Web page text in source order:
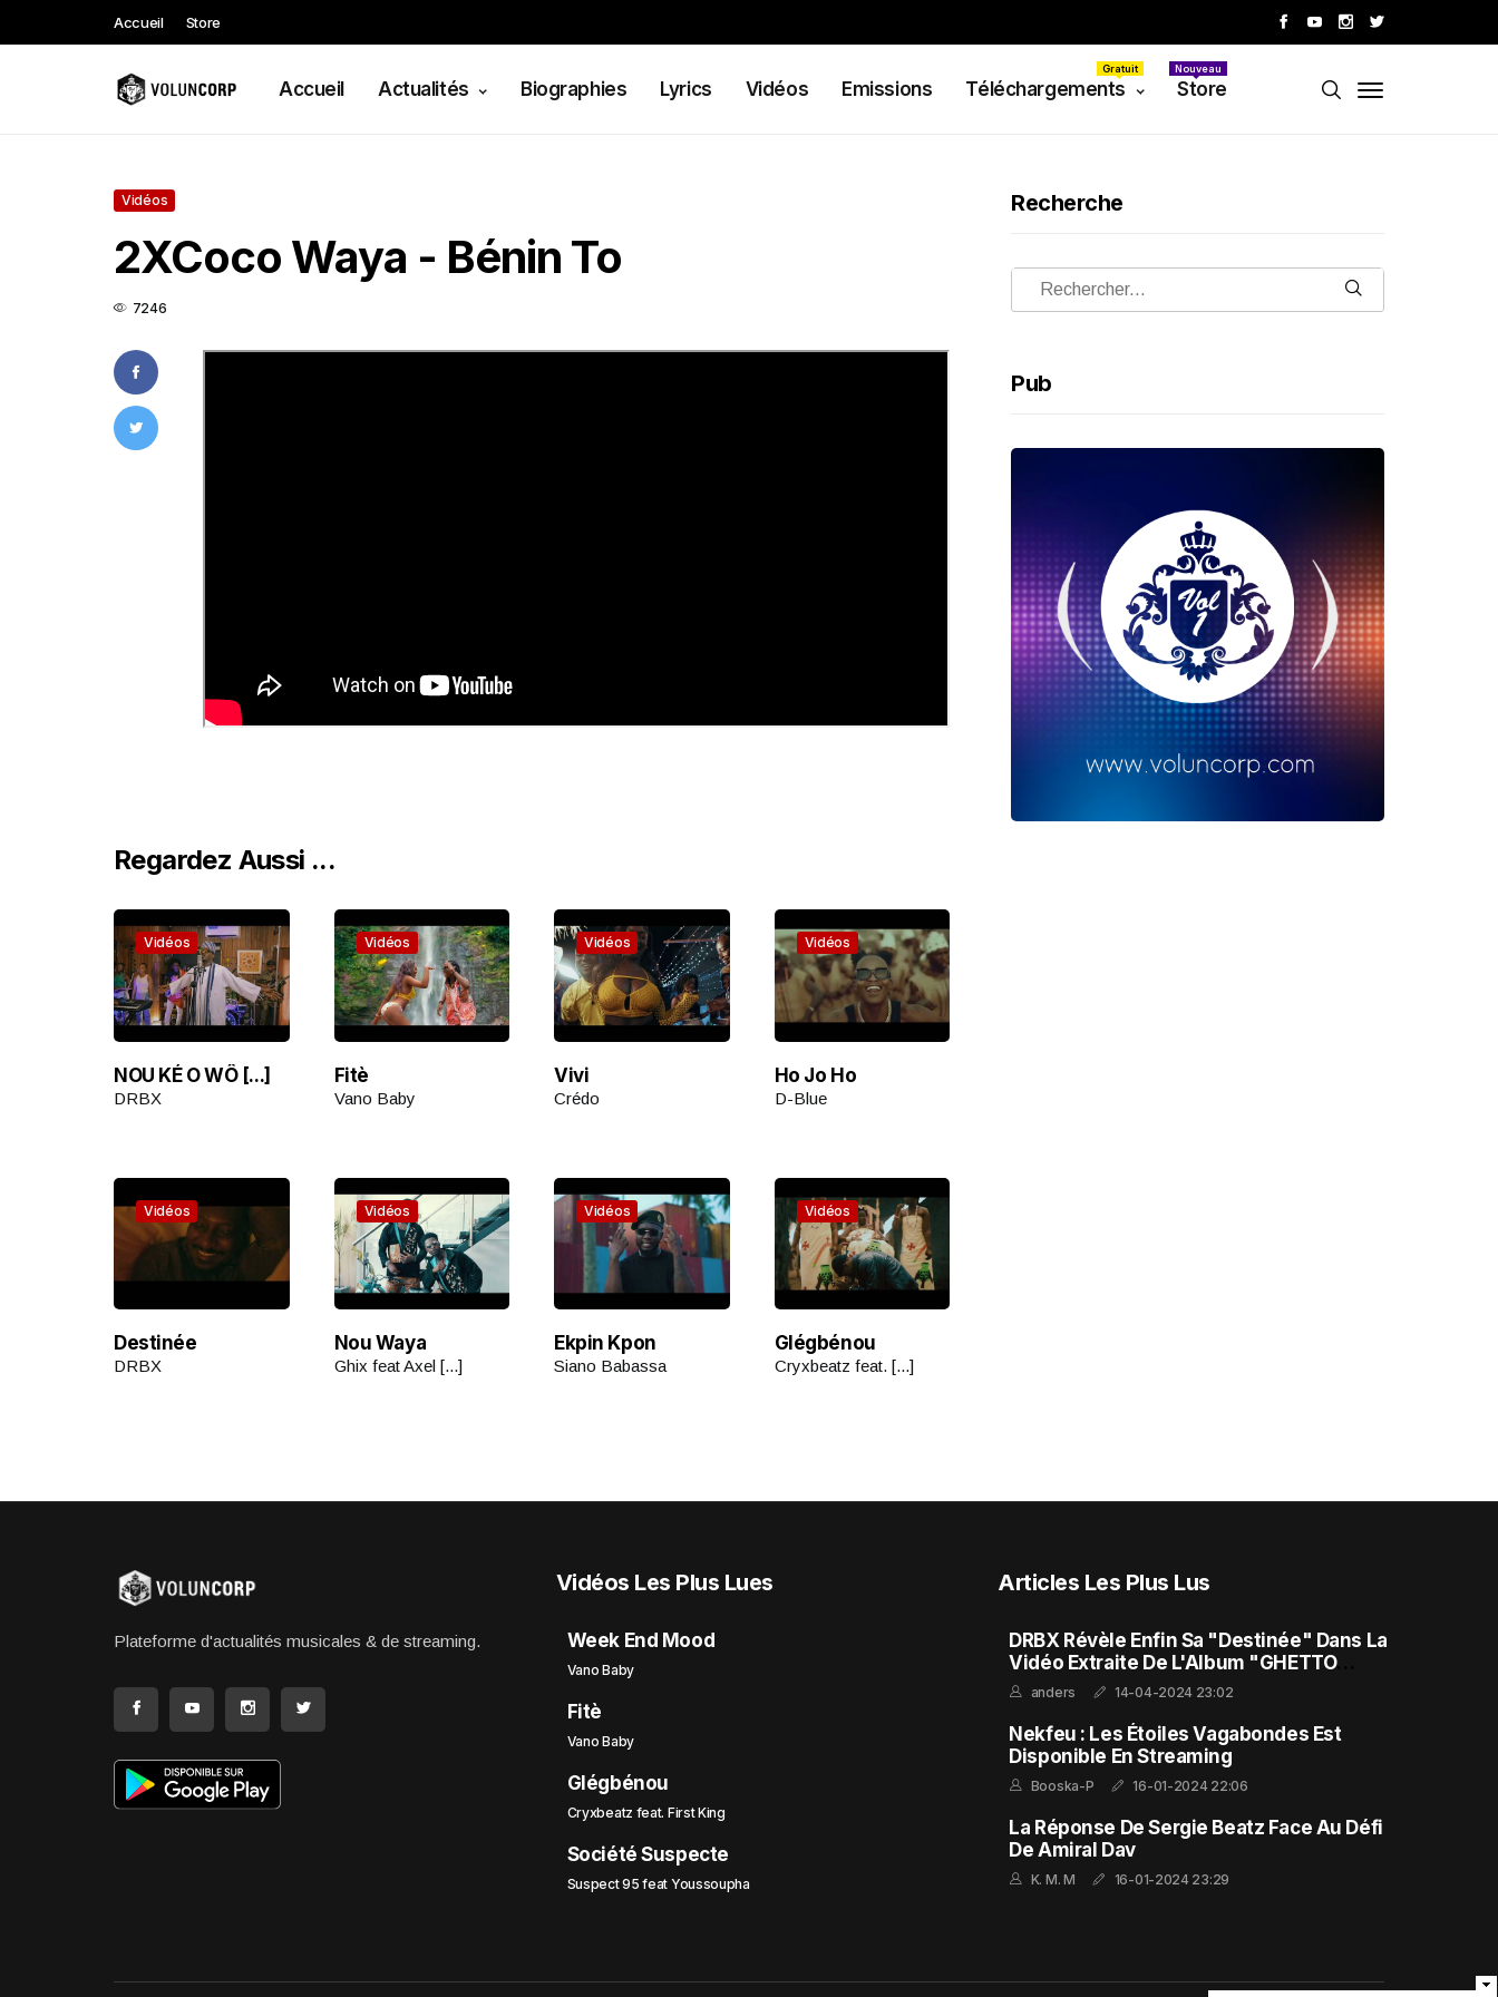
Accueil Store
Accueil Actualités Biographies Lyrics Vidéos Emissions Téléchargements
Gratuit
Store
Nouveau
Vidéos
2XCoco Waya - Bénin To
7246
Regardez Aussi ...
Vidéos
NOU KÉ O WÔ [...]
DRBX
Vidéos
Fitè
Vano Baby
Vidéos
Vivi
Crédo
Vidéos
Ho Jo Ho
D-Blue
Vidéos
Destinée
DRBX
Vidéos
Nou Waya
Ghix feat Axel [...]
Vidéos
Ekpin Kpon
Siano Babassa
Vidéos
Glégbénou
Cryxbeatz feat. [...]
Recherche
Pub
Plateforme d'actualités musicales & de streaming.
Vidéos Les Plus Lues
Week End Mood
Vano Baby
Fitè
Vano Baby
Glégbénou
Cryxbeatz feat. First King
Société Suspecte
Suspect 95 feat Youssoupha
Articles Les Plus Lus
DRBX Révèle Enfin Sa "Destinée" Dans La
Vidéo Extraite De L'Album "GHETTO
FEELING"
anders 14-04-2024 23:02
Nekfeu : Les Étoiles Vagabondes Est
Disponible En Streaming
Booska-P 16-01-2024 22:06
La Réponse De Sergie Beatz Face Au Défi
De Amiral Dav
K. M. M 16-01-2024 23:29